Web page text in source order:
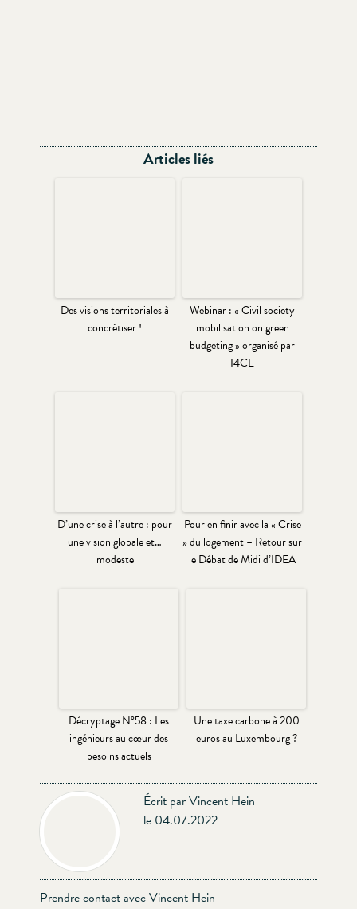
Articles liés
Des visions territoriales à
concrétiser !
Webinar : « Civil society
mobilisation on green
budgeting » organisé par
I4CE
D’une crise à l’autre : pour
une vision globale et…
modeste
Pour en finir avec la « Crise
» du logement – Retour sur
le Débat de Midi d’IDEA
Décryptage N°58 : Les
ingénieurs au cœur des
besoins actuels
Une taxe carbone à 200
euros au Luxembourg ?
Écrit par Vincent Hein
le 04.07.2022
Prendre contact avec Vincent Hein